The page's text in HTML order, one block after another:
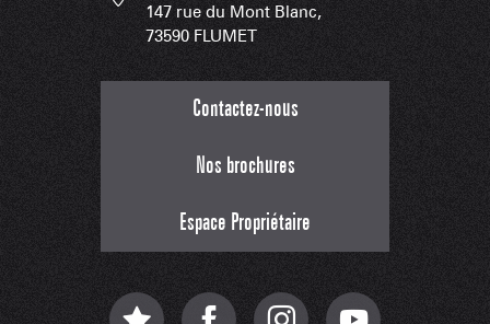
147 rue du Mont Blanc,
73590 FLUMET
Contactez-nous
Nos brochures
Espace Propriétaire